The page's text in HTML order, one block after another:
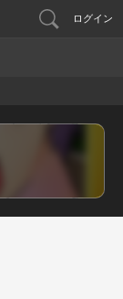
ログイン